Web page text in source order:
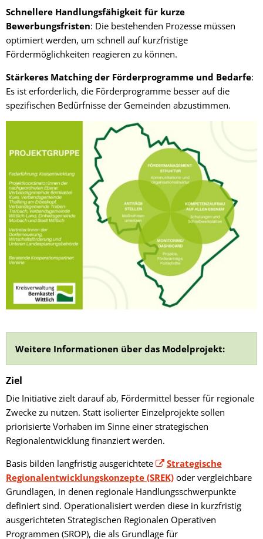
Schnellere Handlungsfähigkeit für kurze
Bewerbungsfristen: Die bestehenden Prozesse müssen
optimiert werden, um schnell auf kurzfristige
Fördermöglichkeiten reagieren zu können.
Stärkeres Matching der Förderprogramme und Bedarfe:
Es ist erforderlich, die Förderprogramme besser auf die
spezifischen Bedürfnisse der Gemeinden abzustimmen.
Weitere Informationen über das Modelprojekt:
Ziel
Die Initiative zielt darauf ab, Fördermittel besser für regionale
Zwecke zu nutzen. Statt isolierter Einzelprojekte sollen
priorisierte Vorhaben im Sinne einer strategischen
Regionalentwicklung finanziert werden.
Basis bilden langfristig ausgerichtete
Strategische
Regionalentwicklungskonzepte (SREK) oder vergleichbare
Grundlagen, in denen regionale Handlungsschwerpunkte
definiert sind. Operationalisiert werden diese in kurzfristig
ausgerichteten Strategischen Regionalen Operativen
Programmen (SROP), die als Grundlage für